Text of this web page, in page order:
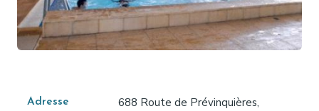
Adresse
688 Route de Prévinquières,